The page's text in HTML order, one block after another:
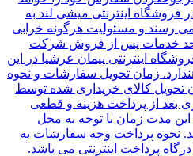
اینترنتی میشی لند به
رسند و مسئولیت هرگونه خرابی
خدمات پس از فروش شرکت
اینترنتی پیمان عرشیا در این
زمان تحویل سفارشات و نحوه
کالای خریداری شده توسط
5 روز کاری بعد از پرداخت هزینه و قطعی
مدت زمان با توجه به محل
نحوه پرداخت وجه سفارشات به
پرداخت اینترنتی می باشد.